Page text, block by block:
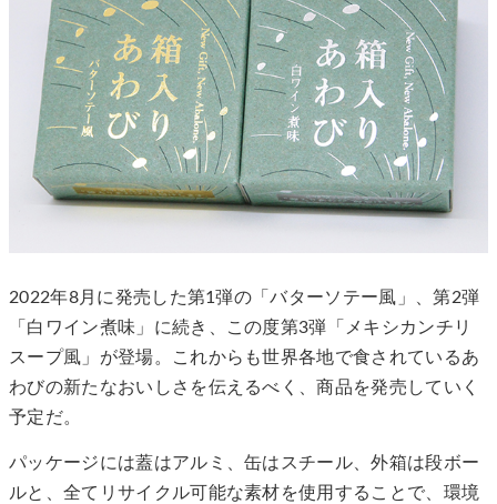
2022年8月に発売した第1弾の「バターソテー風」、第2弾
「白ワイン煮味」に続き、この度第3弾「メキシカンチリ
スープ風」が登場。これからも世界各地で食されているあ
わびの新たなおいしさを伝えるべく、商品を発売していく
予定だ。
パッケージには蓋はアルミ、缶はスチール、外箱は段ボー
ルと、全てリサイクル可能な素材を使用することで、環境